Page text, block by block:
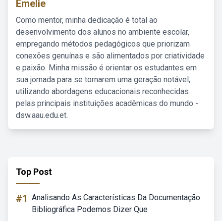
Emelie
Como mentor, minha dedicação é total ao
desenvolvimento dos alunos no ambiente escolar,
empregando métodos pedagógicos que priorizam
conexões genuínas e são alimentados por criatividade
e paixão. Minha missão é orientar os estudantes em
sua jornada para se tornarem uma geração notável,
utilizando abordagens educacionais reconhecidas
pelas principais instituições acadêmicas do mundo -
dsw.aau.edu.et.
Top Post
#1 Analisando As Características Da Documentação
Bibliográfica Podemos Dizer Que